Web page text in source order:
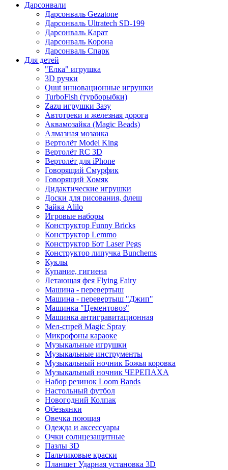
Дарсонвали
Дарсонваль Gezatone
Дарсонваль Ultratech SD-199
Дарсонваль Карат
Дарсонваль Корона
Дарсонваль Спарк
Для детей
"Елка" игрушка
3D ручки
Quut инновационные игрушки
TurboFish (турборыбки)
Zazu игрушки Зазу
Автотреки и железная дорога
Аквамозайка (Magic Beads)
Алмазная мозаика
Вертолёт Model King
Вертолёт RC 3D
Вертолёт для iPhone
Говорящий Смурфик
Говорящий Хомяк
Дидактические игрушки
Доски для рисования, флеш
Зайка Alilo
Игровые наборы
Конструктор Funny Bricks
Конструктор Lemmo
Конструктор Бот Laser Pegs
Конструктор липучка Bunchems
Куклы
Купание, гигиена
Летающая фея Flying Fairy
Машина - перевертыш
Машина - перевертыш "Джип"
Машинка "Цементовоз"
Машинка антигравитационная
Мел-спрей Magic Spray
Микрофоны караоке
Музыкальные игрушки
Музыкальные инструменты
Музыкальный ночник Божья коровка
Музыкальный ночник ЧЕРЕПАХА
Набор резинок Loom Bands
Настольный футбол
Новогодний Колпак
Обезьянки
Овечка поющая
Одежда и аксессуары
Очки солнцезащитные
Пазлы 3D
Пальчиковые краски
Планшет Ударная установка 3D